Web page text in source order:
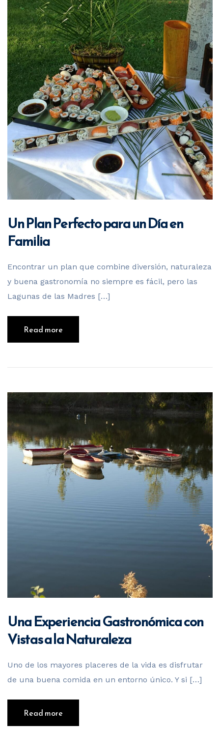
Un Plan Perfecto para un Día en
Familia
Encontrar un plan que combine diversión, naturaleza
y buena gastronomía no siempre es fácil, pero las
Lagunas de las Madres […]
Read more
Una Experiencia Gastronómica con
Vistas a la Naturaleza
Uno de los mayores placeres de la vida es disfrutar
de una buena comida en un entorno único. Y si […]
Read more